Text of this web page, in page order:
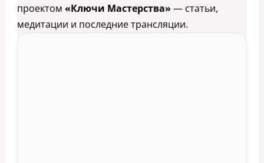
проектом «Ключи Мастерства» — статьи,
медитации и последние трансляции.